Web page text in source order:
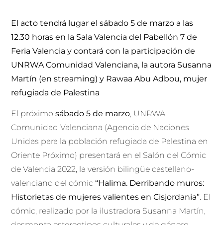
El acto tendrá lugar el sábado 5 de marzo a las
12.30 horas en la Sala Valencia del Pabellón 7 de
Feria Valencia y contará con la participación de
UNRWA Comunidad Valenciana, la autora Susanna
Martín (en streaming) y Rawaa Abu Adbou, mujer
refugiada de Palestina
El próximosábado 5 de marzo, UNRWA
Comunidad Valenciana (Agencia de Naciones
Unidas para la población refugiada de Palestina en
Oriente Próximo) presentará en el Salón del Cómic
de Valencia 2022, la versión bilingüe castellano-
valenciano del cómic “Halima. Derribando muros:
Historietas de mujeres valientes en Cisjordania”. El
cómic, realizado por la ilustradora Susanna Martín,